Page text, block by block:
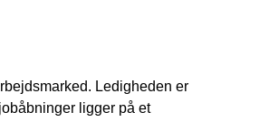
Ledigheden er
ligger på et